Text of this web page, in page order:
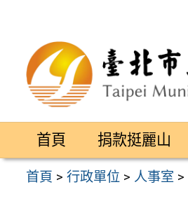
區
首頁 捐款挺麗山
首頁 >行政單位 > 人事室 >